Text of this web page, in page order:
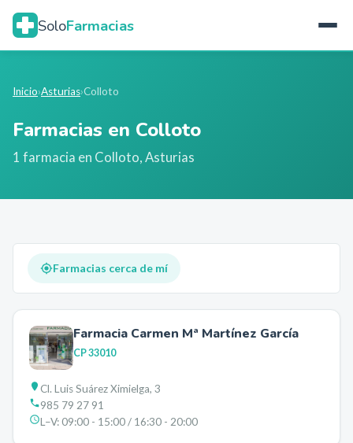
SoloFarmacias
Inicio›Asturias›Colloto
Farmacias en Colloto
1 farmacia en Colloto,Asturias
Farmacias cerca de mí
Farmacia Carmen Mª Martínez García
CP33010
Cl. Luis Suárez Ximielga, 3
985 79 27 91
L–V:09:00 - 15:00 / 16:30 - 20:00